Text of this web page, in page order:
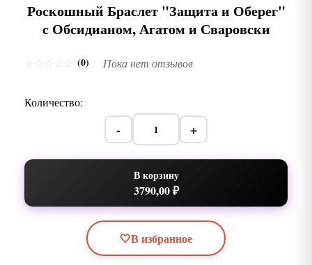
Роскошный Браслет "Защита и Оберег"
с Обсидианом, Агатом и Сваровски
(0) Пока нет отзывов
Количество:
- +
В корзину
3790,00 ₽
🤍В избранное